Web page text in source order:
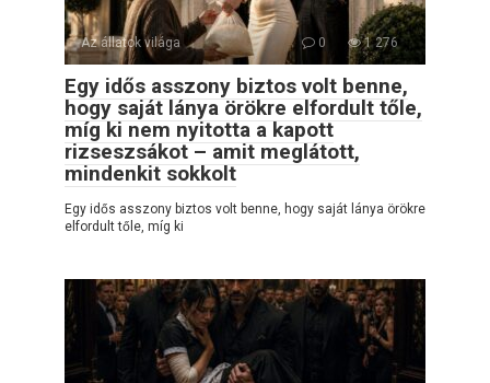
Az állatok világa 0 1 276
Egy idős asszony biztos volt benne,
hogy saját lánya örökre elfordult tőle,
míg ki nem nyitotta a kapott
rizseszsákot – amit meglátott,
mindenkit sokkolt
Egy idős asszony biztos volt benne, hogy saját lánya örökre
elfordult tőle, míg ki